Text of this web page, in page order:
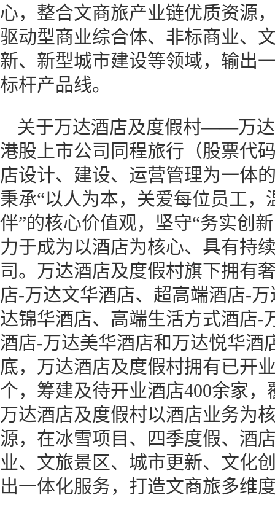
心，整合文商旅产业链优质资源
驱动型商业综合体、非标商业、
新、新型城市建设等领域，输出
标杆产品线。
关于万达酒店及度假村——万达
港股上市公司同程旅行（股票代
店设计、建设、运营管理为一体
秉承“以人为本，关爱每位员工
伴”的核心价值观，坚守“务实创
力于成为以酒店为核心、具有持
司。万达酒店及度假村旗下拥有
店-万达文华酒店、超高端酒店-
达锦华酒店、高端生活方式酒店-
酒店-万达美华酒店和万达悦华酒
底，万达酒店及度假村拥有已开
个，筹建及待开业酒店400余家
万达酒店及度假村以酒店业务为
源，在冰雪项目、四季度假、酒
业、文旅景区、城市更新、文化
出一体化服务，打造文商旅多维